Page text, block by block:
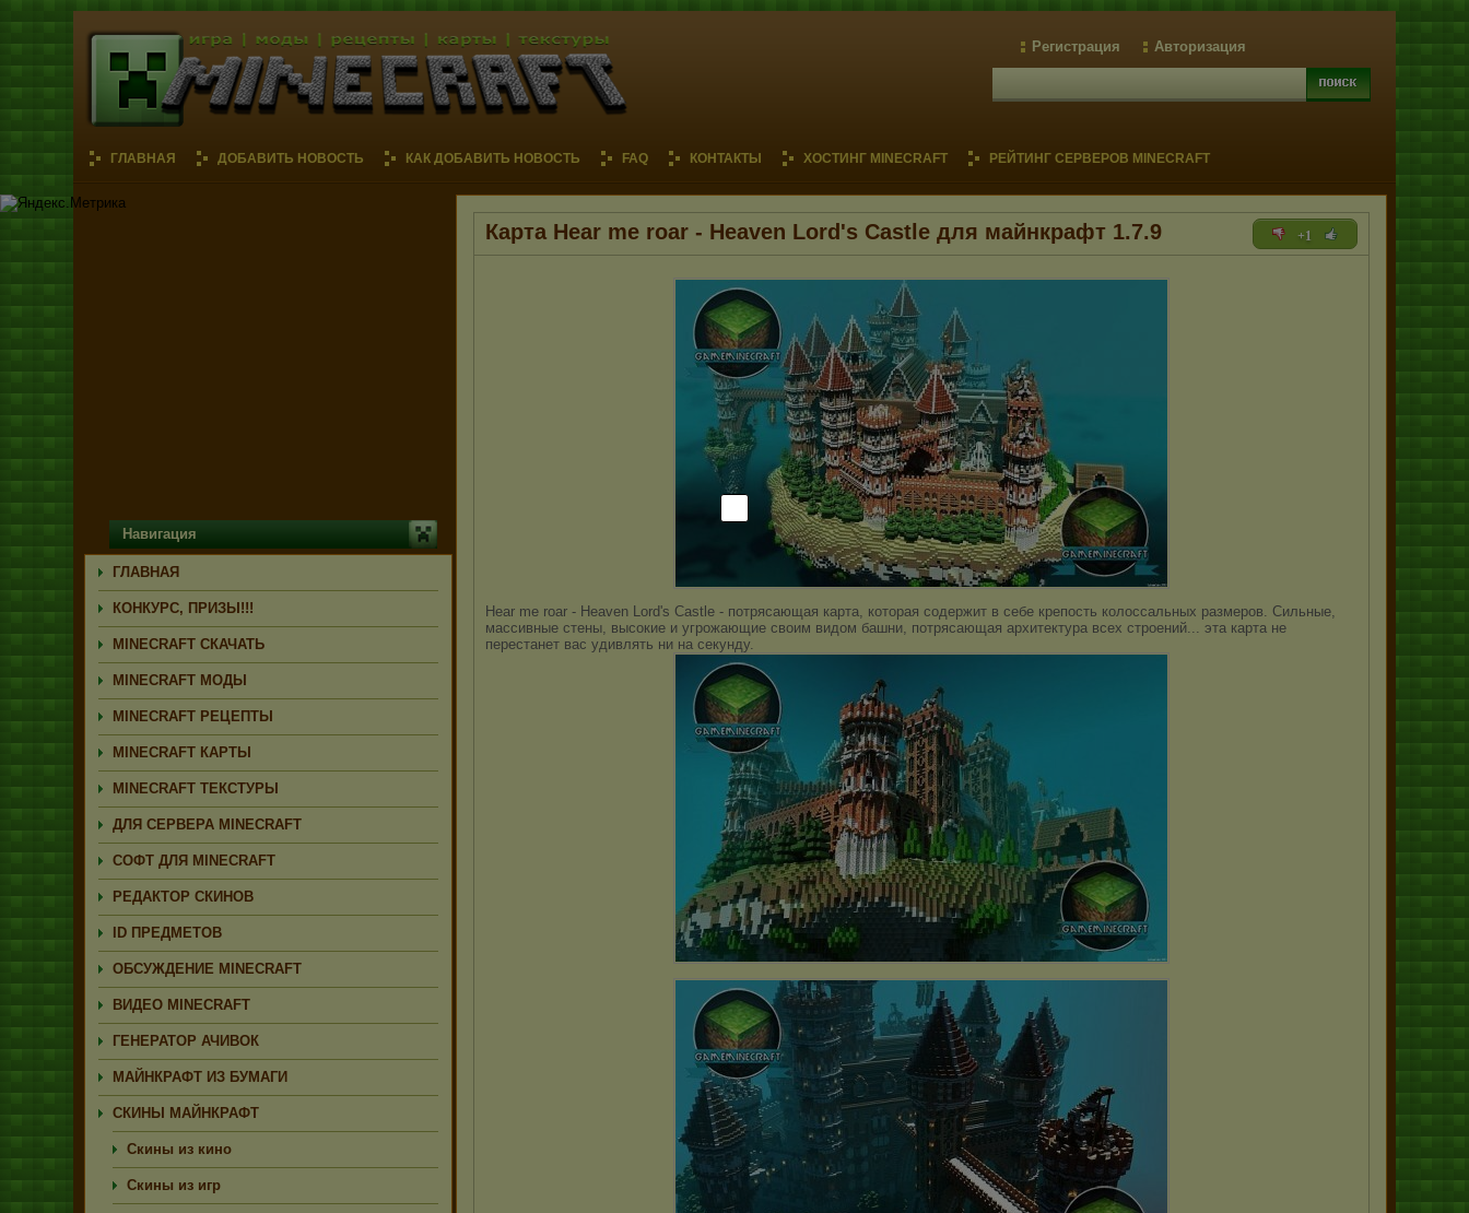
Регистрация Авторизация
ГЛАВНАЯ ДОБАВИТЬ НОВОСТЬ КАК ДОБАВИТЬ НОВОСТЬ FAQ КОНТАКТЫ ХОСТИНГ MINECRAFT РЕЙТИНГ СЕРВЕРОВ MINECRAFT
Навигация
ГЛАВНАЯ
КОНКУРС, ПРИЗЫ!!!
MINECRAFT СКАЧАТЬ
MINECRAFT МОДЫ
MINECRAFT РЕЦЕПТЫ
MINECRAFT КАРТЫ
MINECRAFT ТЕКСТУРЫ
ДЛЯ СЕРВЕРА MINECRAFT
СОФТ ДЛЯ MINECRAFT
РЕДАКТОР СКИНОВ
ID ПРЕДМЕТОВ
ОБСУЖДЕНИЕ MINECRAFT
ВИДЕО MINECRAFT
ГЕНЕРАТОР АЧИВОК
МАЙНКРАФТ ИЗ БУМАГИ
СКИНЫ МАЙНКРАФТ
Скины из кино
Скины из игр
Карта Hear me roar - Heaven Lord's Castle для майнкрафт 1.7.9 +1
Hear me roar - Heaven Lord's Castle - потрясающая карта, которая содержит в себе крепость колоссальных размеров. Сильные,
массивные стены, высокие и угрожающие своим видом башни, потрясающая архитектура всех строений... эта карта не
перестанет вас удивлять ни на секунду.